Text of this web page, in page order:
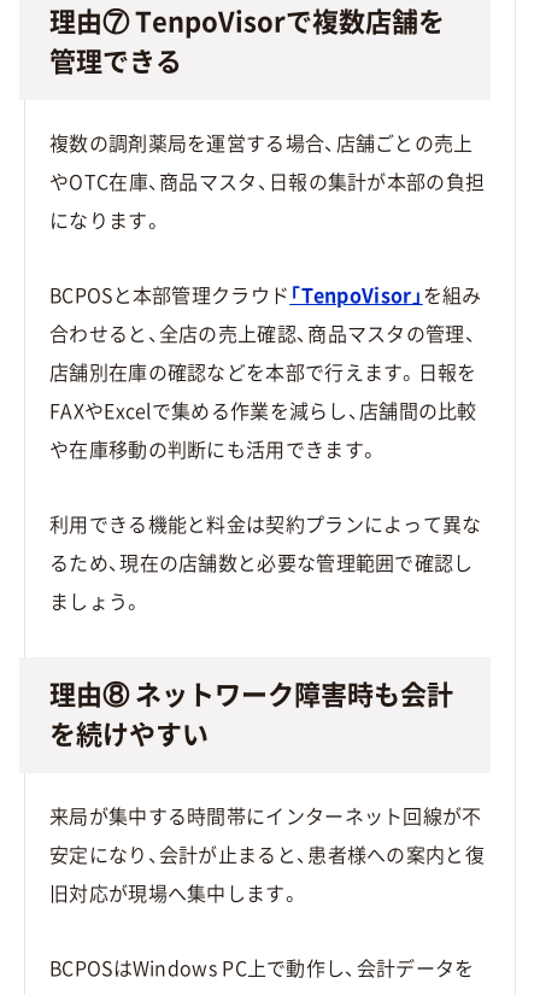
理由⑦ TenpoVisorで複数店舗を
管理できる
複数の調剤薬局を運営する場合、店舗ごとの売上
やOTC在庫、商品マスタ、日報の集計が本部の負担
になります。
BCPOSと本部管理クラウド 「TenpoVisor」 を組み
合わせると、全店の売上確認、商品マスタの管理、
店舗別在庫の確認などを本部で行えます。日報を
FAXやExcelで集める作業を減らし、店舗間の比較
や在庫移動の判断にも活用できます。
利用できる機能と料金は契約プランによって異な
るため、現在の店舗数と必要な管理範囲で確認し
ましょう。
理由⑧ ネットワーク障害時も会計
を続けやすい
来局が集中する時間帯にインターネット回線が不
安定になり、会計が止まると、患者様への案内と復
旧対応が現場へ集中します。
BCPOSはWindows PC上で動作し、会計データを